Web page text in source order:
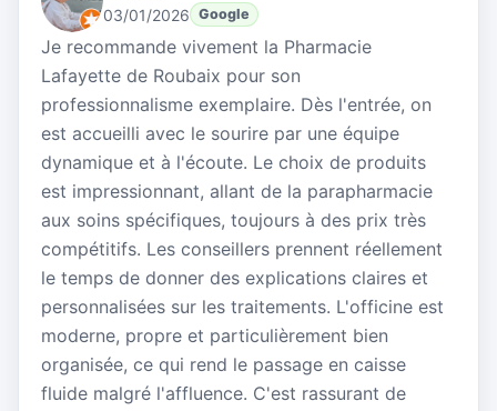
03/01/2026 Google
Je recommande vivement la Pharmacie
Lafayette de Roubaix pour son
professionnalisme exemplaire. Dès l'entrée, on
est accueilli avec le sourire par une équipe
dynamique et à l'écoute. Le choix de produits
est impressionnant, allant de la parapharmacie
aux soins spécifiques, toujours à des prix très
compétitifs. Les conseillers prennent réellement
le temps de donner des explications claires et
personnalisées sur les traitements. L'officine est
moderne, propre et particulièrement bien
organisée, ce qui rend le passage en caisse
fluide malgré l'affluence. C'est rassurant de